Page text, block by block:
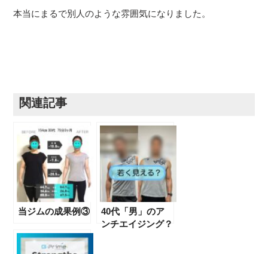
本当にまるで別人のような雰囲気になりました。
関連記事
当ジムの成果例③
40代「男」のア
ンチエイジング？